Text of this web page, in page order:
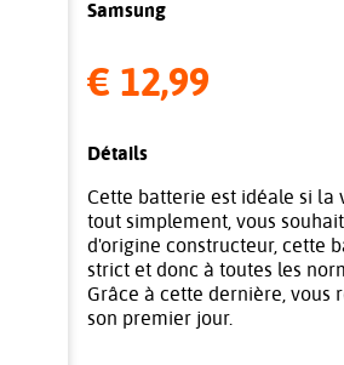
Samsung
€ 12,99
Détails
Cette batterie est idéale si la
tout simplement, vous
d'origine constructeur, cette
strict et donc à toutes les
Grâce à cette dernière, vous
son premier jour.